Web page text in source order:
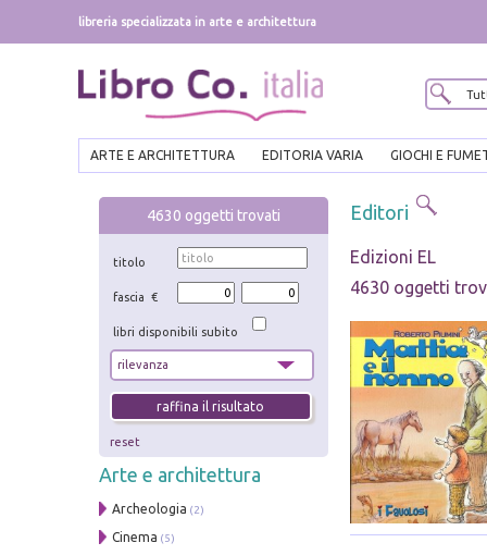
libreria specializzata in arte e architettura
ARTE E ARCHITETTURA EDITORIA VARIA GIOCHI E
4630 oggetti trovati
titolo
fascia €
libri disponibili subito
reset
Arte e architettura
Archeologia (2)
Cinema (5)
Editori
Edizioni EL
4630 oggetti